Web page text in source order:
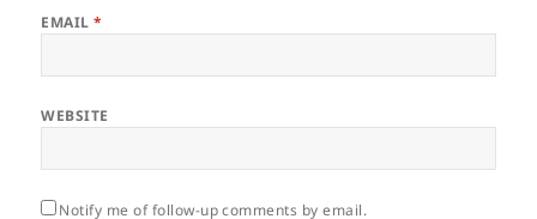
EMAIL*
WEBSITE
Notify me of follow-up comments by email.